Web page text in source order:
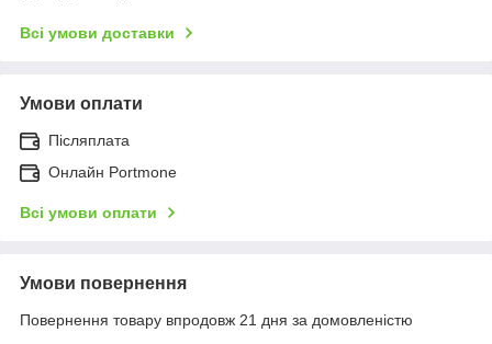
Всі умови доставки
Умови оплати
Післяплата
Онлайн Portmone
Всі умови оплати
Умови повернення
Повернення товару впродовж 21 дня за домовленістю